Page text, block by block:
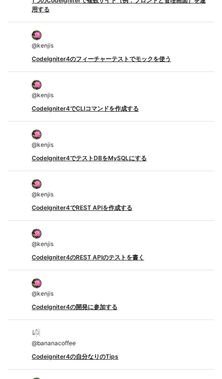
用する
@kenjis
CodeIgniter4のフィーチャーテストでモックを使う
@kenjis
CodeIgniter4でCLIコマンドを作成する
@kenjis
CodeIgniter4でテストDBをMySQLにする
@kenjis
CodeIgniter4でREST APIを作成する
@kenjis
CodeIgniter4のREST APIのテストを書く
@kenjis
CodeIgniter4の開発に参加する
@bananacoffee
Codeigniter4の自分なりのTips